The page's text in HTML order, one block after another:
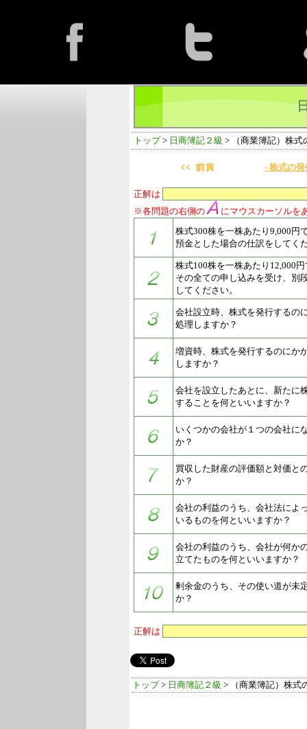
トップ> 日商簿記２級 > （商業簿記）株式
- 株式の
正解は
※各問題の右側の
にマウスカーソルを
株式300株を一株あたり9,000円
預金とした場合の仕訳をしてく
株式100株を一株あたり12,000
その全ての申し込みを受け、別
してください。
会社設立時、株式を発行するの
処理しますか？
増資時、株式を発行するのにか
しますか？
会社を設立したあとに、新たに
することを何といいますか？
いくつかの会社が１つの会社に
か？
買収した財産の評価額と対価と
か？
会社の利益のうち、会社法によ
いるものを何といいますか？
会社の利益のうち、会社が何か
立てたものを何といいますか？
剰余金のうち、その使い道が未
か？
正解は
トップ> 日商簿記２級 > （商業簿記）株式